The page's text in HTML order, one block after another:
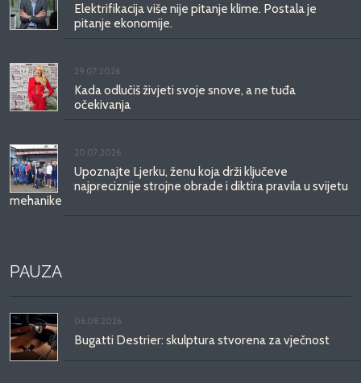
Elektrifikacija više nije pitanje klime. Postala je
pitanje ekonomije.
29.07.2026.
Kada odlučiš živjeti svoje snove, a ne tuđa
očekivanja
20.07.2026.
Upoznajte Ljerku, ženu koja drži ključeve
najpreciznije strojne obrade i diktira pravila u svijetu
mehanike
PAUZA
06.08.2026.
Bugatti Destrier: skulptura stvorena za vječnost